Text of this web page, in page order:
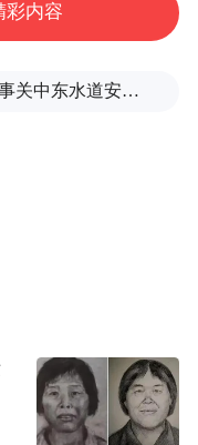
，赛道两旁的观
彩内容
事关中东水道安全，沙特、埃及、土耳其、巴基斯坦外长举行会晤